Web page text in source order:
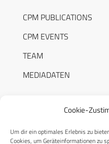
Cookie-
Um dir ein optimales Erlebnis zu
Cookies, um Geräteinformationen zu
CPM PUBLICATIONS
CPM EVENTS
TEAM
MEDIADATEN
RECHTLICHES